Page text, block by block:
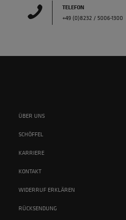
TELEFON
+49 (0)8232 / 5006-1300
ÜBER UNS
SCHÖFFEL
KARRIERE
KONTAKT
WIDERRUF ERKLÄREN
RÜCKSENDUNG